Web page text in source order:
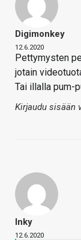
Digimonkey
12.6.2020
Pettymysten
jotain
Tai illalla pum-
Kirjaudu sisään
Inky
12.6.2020